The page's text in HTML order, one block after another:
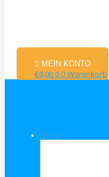
MEIN KONTO
€0,000 Warenkorb
Shop